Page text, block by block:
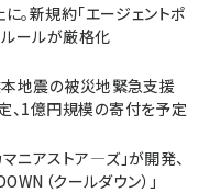
新規約「エージェントポ
ルールが厳格化
本地震の被災地緊急支援
、1億円規模の寄付を予定
ニアストア―ズ」が開発、
（クールダウン）」